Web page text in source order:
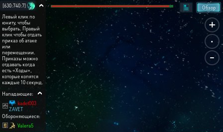
+
.
-
Обзор
[630:740:7]
Левый клик по
юниту, чтобы
выбрать. Правый
клик чтобы отдать
приказ об атаке
или
перемещении.
Приказы можно
отдавать когда
есть «Ходы»,
которые копятся
каждые 10 секунд.
Нападающие:
kadet003
ZAVET
Обороняющиеся:
Valera5